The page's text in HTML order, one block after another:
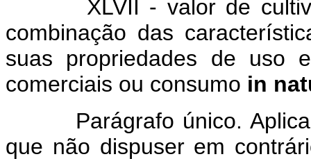
XLVII - valor de cultivo
combinação das
suas propriedades de uso
comerciais ou consumo in
Parágrafo único.
que não dispuser em